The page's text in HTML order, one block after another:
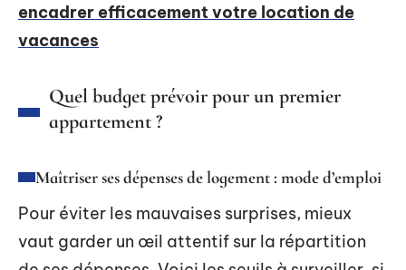
encadrer efficacement votre location de
vacances
Quel budget prévoir pour un premier
appartement ?
Maîtriser ses dépenses de logement : mode d’emploi
Pour éviter les mauvaises surprises, mieux
vaut garder un œil attentif sur la répartition